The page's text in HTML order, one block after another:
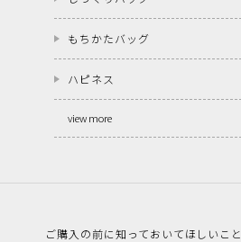
もちかたバッグ
ハピネス
view more
ご購入の前に知っておいてほしいこと